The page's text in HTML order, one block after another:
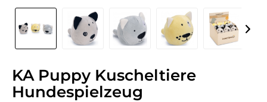
KA Puppy Kuscheltiere
Hundespielzeug